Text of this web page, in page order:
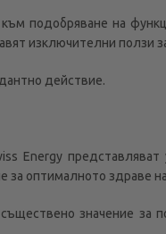
подобряване на
изключителни ползи
действие.
Energy
за оптималното здраве
значение за